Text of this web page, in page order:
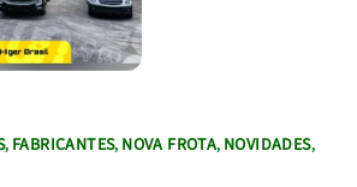
, FABRICANTES, NOVA FROTA, NOVIDADES,